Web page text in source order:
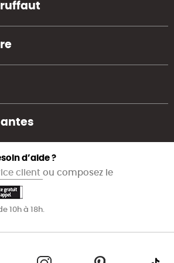
d’aide ?
client ou composez le
10h à 18h.